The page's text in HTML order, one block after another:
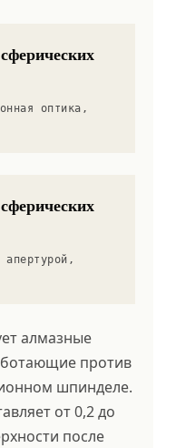
оптика,
алмазные
против
шпинделе.
от 0,2 до
после